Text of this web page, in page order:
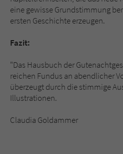
eine gewisse Grundstimmung
ersten Geschichte erzeugen.
Fazit:
"Das Hausbuch der
reichen Fundus an abendlicher
überzeugt durch die stimmige
Illustrationen.
Claudia Goldammer